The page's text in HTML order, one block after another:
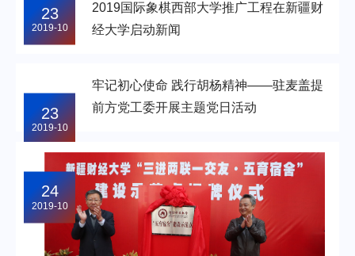
23
2019-10
2019国际象棋西部大学推广工程在新疆财
经大学启动新闻
23
2019-10
牢记初心使命 践行胡杨精神——驻麦盖提
前方党工委开展主题党日活动
24
2019-10